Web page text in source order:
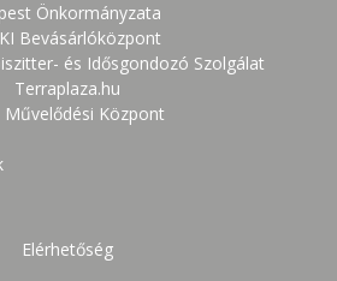
Önkormányzata
Bevásárlóközpont
és Idősgondozó Szolgálat
Terraplaza.hu
Művelődési Központ
Elérhetőség